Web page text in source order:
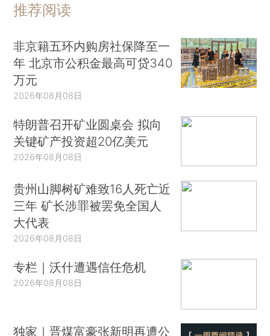
推荐阅读
非京籍五环内购房社保降至一
年 北京市公积金最高可贷340
万元
2026年08月08日
特朗普召开矿业圆桌会 拟向
关键矿产投资超20亿美元
2026年08月08日
贵州山脚树矿难致16人死亡近
三年 矿长涉罪被罢免全国人
大代表
2026年08月08日
专栏｜沃什遭遇信任危机
2026年08月08日
独家｜晋煤富豪张新明再遭公